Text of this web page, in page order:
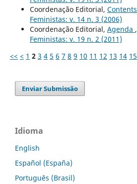
Coordenação Editorial, Contents
Feministas: v. 14 n. 3 (2006)
Coordenação Editorial, Agenda ,
Feministas: v. 19 n. 2 (2011)
<< < 1 2 3 4 5 6 7 8 9 10 11 12 13 14 15
Enviar Submissão
Idioma
English
Español (España)
Português (Brasil)